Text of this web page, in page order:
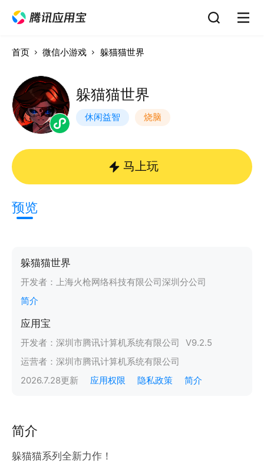
首页 微信小游戏 躲猫猫世界
躲猫猫世界
休闲益智 烧脑
马上玩
预览
躲猫猫世界
开发者： 上海火枪网络科技有限公司深圳分公司
简介
应用宝
开发者： 深圳市腾讯计算机系统有限公司 V9.2.5
运营者： 深圳市腾讯计算机系统有限公司
2026.7.28更新 应用权限 隐私政策 简介
简介
躲猫猫系列全新力作！